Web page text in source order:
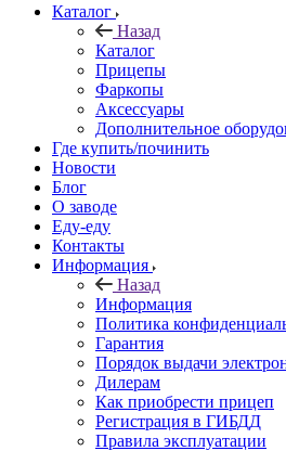
Каталог
Назад
Каталог
Прицепы
Фаркопы
Аксессуары
Дополнительное
Где купить/починить
Новости
Блог
О заводе
Еду-еду
Контакты
Информация
Назад
Информация
Политика
Гарантия
Порядок выдачи
Дилерам
Как приобрести прицеп
Регистрация в ГИБДД
Правила эксплуатации